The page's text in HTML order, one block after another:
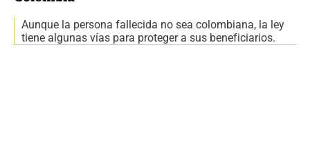
Aunque la persona fallecida no sea colombiana, la ley
tiene algunas vías para proteger a sus beneficiarios.